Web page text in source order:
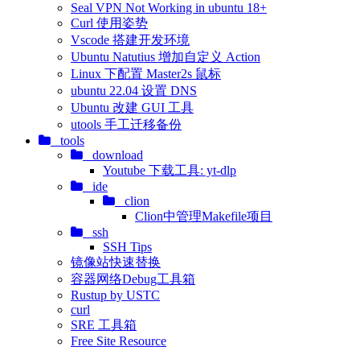
Seal VPN Not Working in ubuntu 18+
Curl 使用姿势
Vscode 搭建开发环境
Ubuntu Natutius 增加自定义 Action
Linux 下配置 Master2s 鼠标
ubuntu 22.04 设置 DNS
Ubuntu 改建 GUI 工具
utools 手工迁移备份
tools
download
Youtube 下载工具: yt-dlp
ide
clion
Clion中管理Makefile项目
ssh
SSH Tips
镜像站快速替换
容器网络Debug工具箱
Rustup by USTC
curl
SRE 工具箱
Free Site Resource